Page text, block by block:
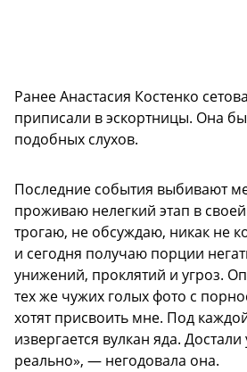
Ранее Анастасия Костенко
приписали в эскортницы. Она
подобных слухов.
Последние события выбивают
проживаю нелегкий этап в
трогаю, не обсуждаю, никак не
и сегодня получаю порции
унижений, проклятий и угроз.
тех же чужих голых фото с
хотят присвоить мне. Под
извергается вулкан яда.
реально», — негодовала она.